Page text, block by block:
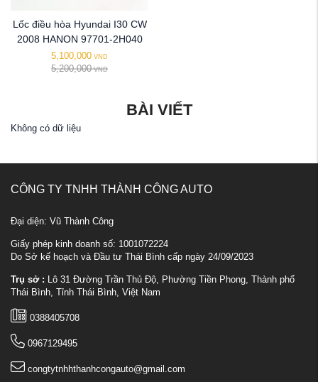
Lốc điều hòa Hyundai I30 CW
2008 HANON 97701-2H040
5,100,000 VND
5,200,000 VND
BÀI VIẾT
Không có dữ liệu
CÔNG TY TNHH THÀNH CÔNG AUTO
Đại diện: Vũ Thành Công
Giấy phép kinh doanh số: 1001072224
Do Sở kế hoạch và Đầu tư Thái Bình cấp ngày 24/09/2023
Trụ sở : Lô 31 Đường Trần Thủ Độ, Phường Tiền Phong, Thành phố
Thái Bình, Tỉnh Thái Bình, Việt Nam
0388405708
0967129495
congtytnhhthanhcongauto@gmail.com